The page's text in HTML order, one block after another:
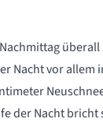
Nacht vor
der Nacht